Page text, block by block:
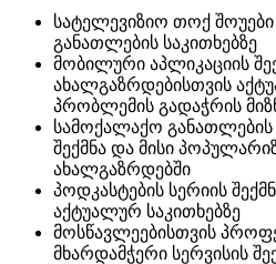
სატელევიზიო თოქ
განათლების საკითხებზე
მობილური აპლიკაციის
ახალგაზრდებისთვის
პრობლემის გადაჭრის
სამოქალაქო განათლების
შექმნა და მისი
ახალგაზრდებში
პოდკასტების სერიის
აქტუალურ საკითხებზე
მოსწავლეებისთვის
მხარდამჭერი სერვისის